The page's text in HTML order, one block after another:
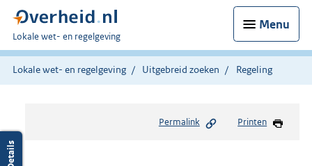
Menu
U
bent
hier:
Lokale wet- en regelgeving
Lokale wet- en regelgeving Uitgebreid zoeken Regeling
Permalink Printen